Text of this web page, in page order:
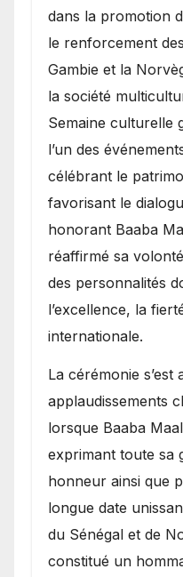
dans la promotion
le renforcement
Gambie et la
la société
Semaine culturelle
l’un des
célébrant le
favorisant le
honorant Baaba
réaffirmé sa
des personnalités
l’excellence, la
internationale.
​La cérémonie s’est
applaudissements
lorsque Baaba
exprimant toute sa
honneur ainsi que
longue date
du Sénégal et de
constitué un